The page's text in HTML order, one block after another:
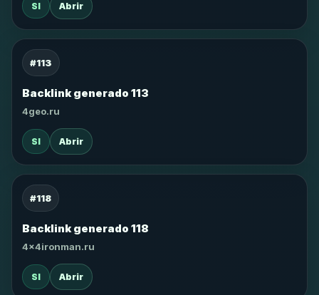
SI Abrir
#113
Backlink generado 113
4geo.ru
SI Abrir
#118
Backlink generado 118
4x4ironman.ru
SI Abrir